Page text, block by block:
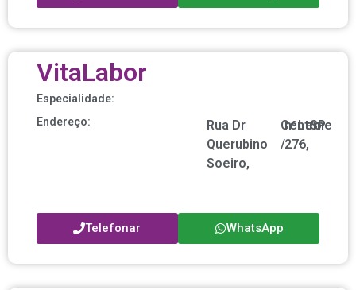
VitaLabor
Especialidade:
Endereço:
Rua Dr
Querubino
Soeiro,
nº
276,
Centro
/
Leme
•
SP
Telefonar WhatsApp